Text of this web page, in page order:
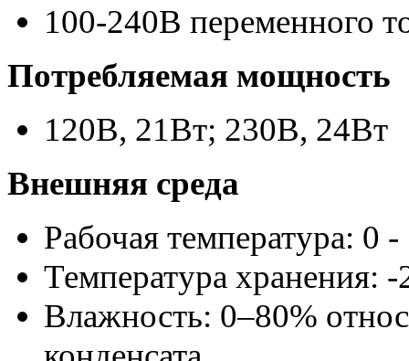
100-240В переменного
Потребляемая мощность
120В, 21Вт; 230В, 24Вт
Внешняя среда
Рабочая температура: 0 -
Температура хранения: -
Влажность: 0–80%